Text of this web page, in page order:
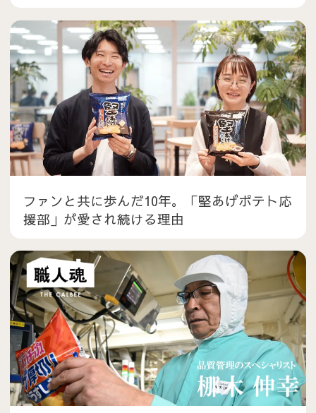
ファンと共に歩んだ10年。「堅あげポテト応
援部」が愛され続ける理由